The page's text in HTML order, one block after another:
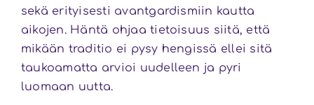
sekä erityisesti avantgardismiin kautta
aikojen. Häntä ohjaa tietoisuus siitä, että
mikään traditio ei pysy hengissä ellei sitä
taukoamatta arvioi uudelleen ja pyri
luomaan uutta.